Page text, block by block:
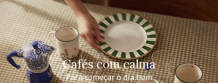
Cafés com calma
Para começar o dia bem